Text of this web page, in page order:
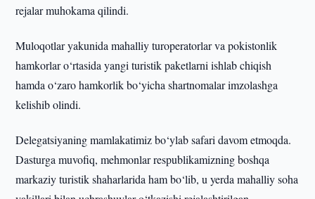
rejalar muhokama qilindi.
Muloqotlar yakunida mahalliy turoperatorlar va pokistonlik
hamkorlar o‘rtasida yangi turistik paketlarni ishlab chiqish
hamda o‘zaro hamkorlik bo‘yicha shartnomalar imzolashga
kelishib olindi.
Delegatsiyaning mamlakatimiz bo‘ylab safari davom etmoqda.
Dasturga muvofiq, mehmonlar respublikamizning boshqa
markaziy turistik shaharlarida ham bo‘lib, u yerda mahalliy soha